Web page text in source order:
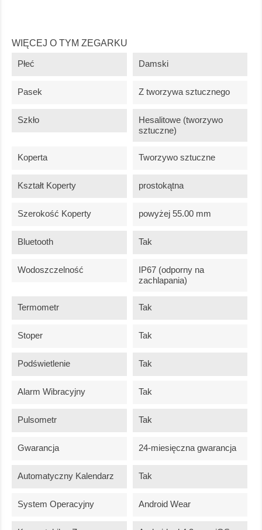
WIĘCEJ O TYM ZEGARKU
Płeć Damski
Pasek Z tworzywa sztucznego
Szkło
Hesalitowe (tworzywo
sztuczne)
Koperta Tworzywo sztuczne
Kształt Koperty prostokątna
Szerokość Koperty powyżej 55.00 mm
Bluetooth Tak
Wodoszczelność
IP67 (odporny na
zachlapania)
Termometr Tak
Stoper Tak
Podświetlenie Tak
Alarm Wibracyjny Tak
Pulsometr Tak
Gwarancja 24-miesięczna gwarancja
Automatyczny Kalendarz Tak
System Operacyjny Android Wear